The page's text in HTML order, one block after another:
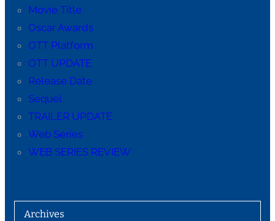
Movie Title
Oscar Awards
OTT Platform
OTT UPDATE
Release Date
Sequel
TRAILER UPDATE
Web Series
WEB SERIES REVIEW
Archives